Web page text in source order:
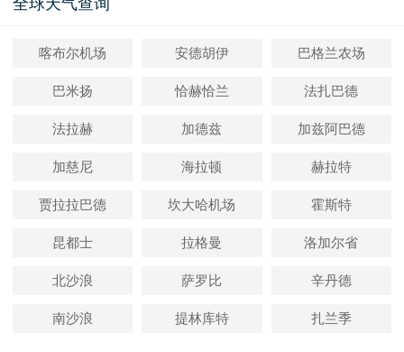
全球天气查询
喀布尔机场 安德胡伊 巴格兰农场
巴米扬 恰赫恰兰 法扎巴德
法拉赫 加德兹 加兹阿巴德
加慈尼 海拉顿 赫拉特
贾拉拉巴德 坎大哈机场 霍斯特
昆都士 拉格曼 洛加尔省
北沙浪 萨罗比 辛丹德
南沙浪 提林库特 扎兰季